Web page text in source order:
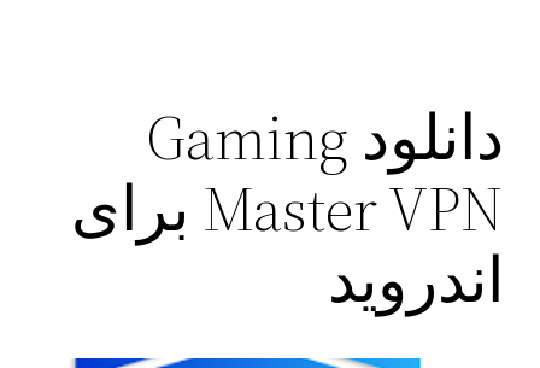
دانلود Gaming
Master VPN برای
اندروید